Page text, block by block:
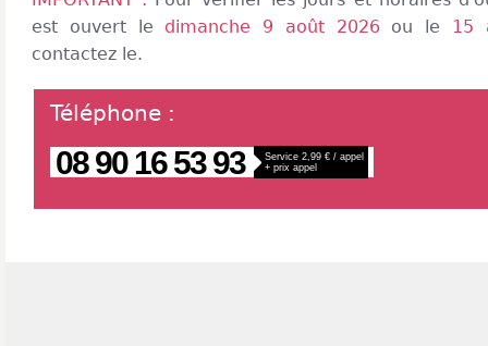
est ouvert le dimanche 9 août 2026ou le 15
contactez le.
Téléphone :
08 90 16 53 93
Service 2,99 € / appel
+ prix appel